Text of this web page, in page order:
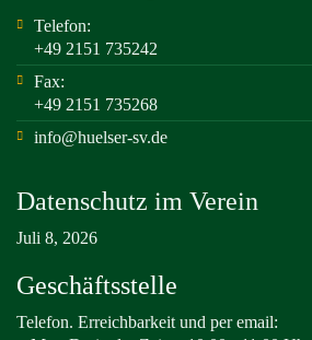
Telefon:
+49 2151 735242
Fax:
+49 2151 735268
info@huelser-sv.de
Datenschutz im Verein
Juli 8, 2026
Geschäftsstelle
Telefon. Erreichbarkeit und per email: